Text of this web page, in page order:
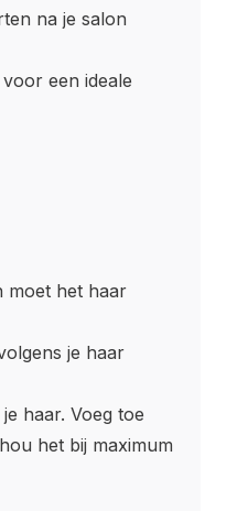
na je salon
een ideale
moet het haar
je haar
haar. Voeg toe
het bij maximum